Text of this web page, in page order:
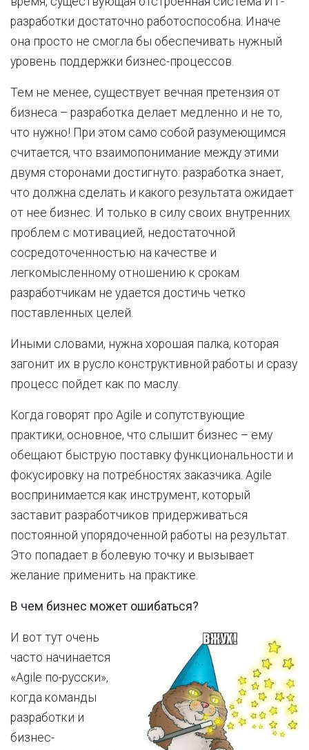
разработки достаточно работоспособна. Иначе
она просто не смогла бы обеспечивать нужный
уровень поддержки бизнес-процессов.
Тем не менее, существует вечная претензия от
бизнеса – разработка делает медленно и не то,
что нужно! При этом само собой разумеющимся
считается, что взаимопонимание между этими
двумя сторонами достигнуто: разработка знает,
что должна сделать и какого результата ожидает
от нее бизнес. И только в силу своих внутренних
проблем с мотивацией, недостаточной
сосредоточенностью на качестве и
легкомысленному отношению к срокам
разработчикам не удается достичь четко
поставленных целей.
Иными словами, нужна хорошая палка, которая
загонит их в русло конструктивной работы и сразу
процесс пойдет как по маслу.
Когда говорят про Agile и сопутствующие
практики, основное, что слышит бизнес – ему
обещают быструю поставку функциональности и
фокусировку на потребностях заказчика. Agile
воспринимается как инструмент, который
заставит разработчиков придерживаться
постоянной упорядоченной работы на результат.
Это попадает в болевую точку и вызывает
желание применить на практике.
В чем бизнес может ошибаться?
И вот тут очень
часто начинается
«Agile по-русски»,
когда команды
разработки и
бизнес-